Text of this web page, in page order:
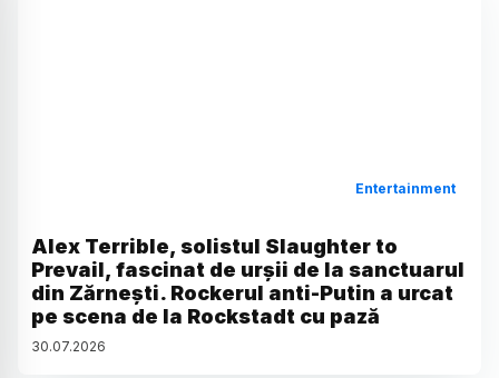
Entertainment
Alex Terrible, solistul Slaughter to
Prevail, fascinat de urșii de la sanctuarul
din Zărnești. Rockerul anti-Putin a urcat
pe scena de la Rockstadt cu pază
30.07.2026